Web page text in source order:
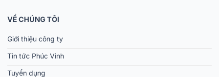
VỀ CHÚNG TÔI
Giới thiệu công ty
Tin tức Phúc Vinh
Tuyển dụng